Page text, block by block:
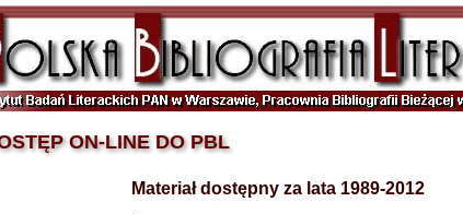
ON-LINE DO PBL
Materiał dostępny za lata 1989-2012